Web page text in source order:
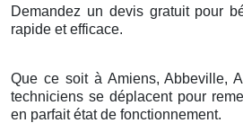
Demandez un devis gratuit pour
rapide et efficace.
Que ce soit à Amiens, Abbeville,
techniciens se déplacent pour
en parfait état de fonctionnement.